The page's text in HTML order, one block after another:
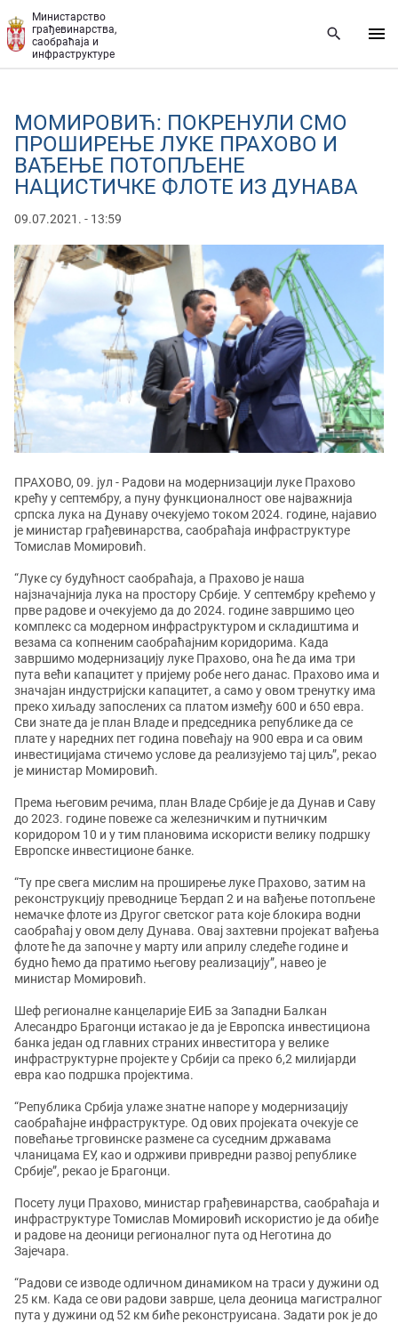
Министарство
грађевинарства,
саобраћаја и
инфраструктуре
МОМИРОВИЋ: ПОКРЕНУЛИ СМО
ПРОШИРЕЊЕ ЛУКЕ ПРАХОВО И
ВАЂЕЊЕ ПОТОПЉЕНЕ
НАЦИСТИЧКЕ ФЛОТЕ ИЗ ДУНАВА
09.07.2021. - 13:59
ПРАХОВО, 09. јул - Радови на модернизацији луке Прахово
крећу у септембру, а пуну функционалност овe најважнија
српска лука на Дунаву очекујемо током 2024. године, најавио
је министар грађевинарства, саобраћаја инфраструктуре
Томислав Момировић.
“Луке су будућност саобраћаја, а Прахово је наша
најзначајнија лука на простору Србије. У септембру крећемо у
прве радове и очекујемо да до 2024. године завршимо цео
комплекс са модерном инфрасtруктуром и складиштима и
везама са копненим саобраћајним коридорима. Kада
завршимо модернизацију луке Прахово, она ће да има три
пута већи капацитет у пријему робе него данас. Прахово има и
значајан индустријски капацитет, а само у овом тренутку има
преко хиљаду запослених са платом између 600 и 650 евра.
Сви знате да је план Владе и председника републике да се
плате у наредних пет година повећају на 900 евра и са овим
инвестицијама стичемо услове да реализујемо тај циљ”, рекао
је министар Момировић.
Према његовим речима, план Владе Србије је да Дунав и Саву
до 2023. године повеже са железничким и путничким
коридором 10 и у тим плановима искористи велику подршку
Европске инвестиционе банке.
“Ту пре свега мислим на проширење луке Прахово, затим на
реконструкцију преводнице Ђердап 2 и на вађење потопљене
немачке флоте из Другог светског рата које блокира водни
саобраћај у овом делу Дунава. Овај захтевни пројекат вађења
флоте ће да започне у марту или априлу следеће године и
будно ћемо да пратимо његову реализацију”, навео је
министар Момировић.
Шеф регионалне канцеларије ЕИБ за Западни Балкан
Алесандро Брагонци истакао је да је Европска инвестициона
банка један од главних страних инвеститора у велике
инфраструктурне пројекте у Србији са преко 6,2 милијарди
евра као подршка пројектима.
“Република Србија улаже знатне напоре у модернизацију
саобраћајне инфраструктуре. Од ових пројеката очекује се
повећање трговинске размене са суседним државама
чланицама ЕУ, као и одрживи привредни развој републике
Србије”, рекао је Брагонци.
Посету луци Прахово, министар грађевинарства, саобраћаја и
инфраструктуре Томислав Момировић искористио је да обиђе
и радове на деоници регионалног пута од Неготина до
Зајечара.
“Радови се изводе одличном динамиком на траси у дужини од
25 км. Kада се ови радови заврше, цела деоница магистралног
пута у дужини од 52 км биће реконструисана. Задати рок је до